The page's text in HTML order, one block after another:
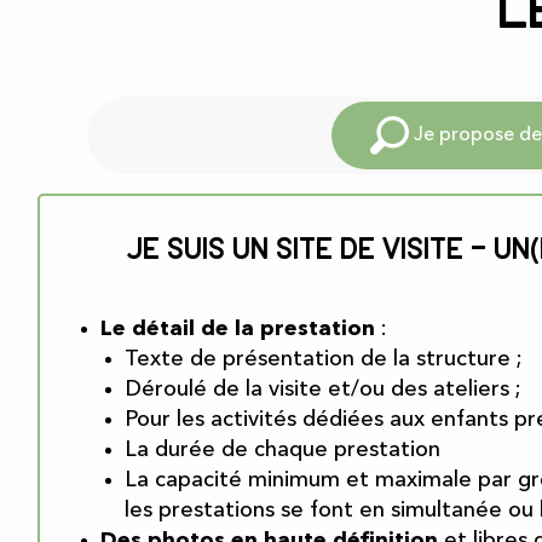
Je propose
Je suis un site de visite –
Le détail de la prestation :
Texte de présentation de la structure ;
Déroulé de la visite et/ou des ateliers ;
Pour les activités dédiées aux enfants
La durée de chaque prestation
La capacité minimum et maximale par
les prestations se font en simultanée